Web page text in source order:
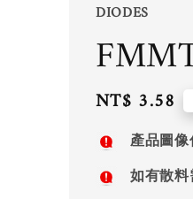
DIODES
Regular
price
NT$ 3.58
產品圖
如有散